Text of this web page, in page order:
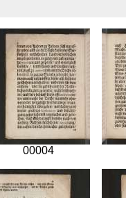
00004